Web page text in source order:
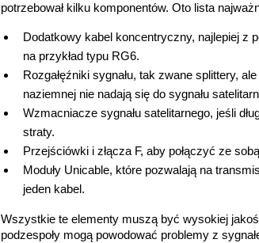
potrzebował kilku komponentów. Oto lista
Dodatkowy kabel koncentryczny, najlepiej z
na przykład typu RG6.
Rozgałęźniki sygnału, tak zwane splittery,
naziemnej nie nadają się do sygnału
Wzmacniacze sygnału satelitarnego, jeśli
straty.
Przejściówki i złącza F, aby połączyć ze
Moduły Unicable, które pozwalają na
jeden kabel.
Wszystkie te elementy muszą być wysokiej
podzespoły mogą powodować problemy z